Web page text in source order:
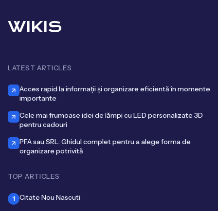
WIKIS
LATEST ARTICLES
Acces rapid la informații și organizare eficientă în momente
importante
Cele mai frumoase idei de lămpi cu LED personalizate 3D
pentru cadouri
PFA sau SRL: Ghidul complet pentru a alege forma de
organizare potrivită
TOP ARTICLES
1 Citate Nou Nascuti